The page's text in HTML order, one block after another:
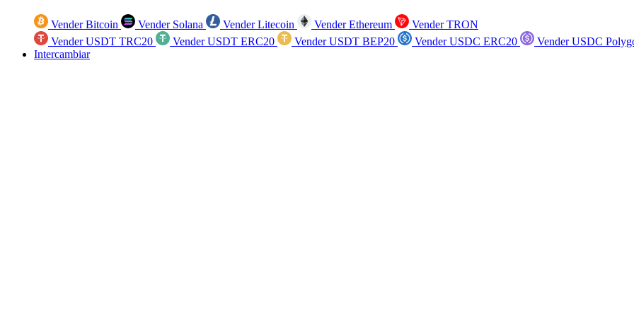
Vender Bitcoin Vender Solana Vender Litecoin Vender Ethereum
Vender TRON
Vender USDT TRC20
Vender USDT ERC20 Vender USDT BEP20 Vender USDC ERC20
Vender USDC
Intercambiar